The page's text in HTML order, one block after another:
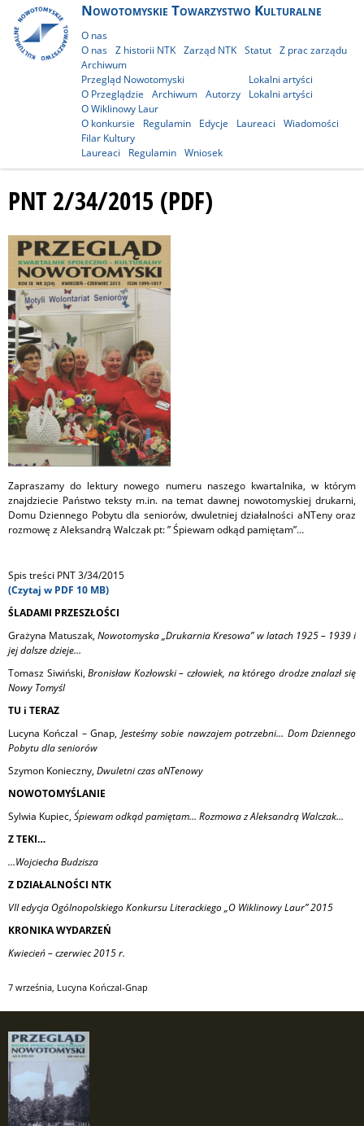
Nowotomyskie Towarzystwo Kulturalne
O nas
O nas Z historii NTK Zarząd NTK Statut Z prac zarządu
Archiwum
Przegląd Nowotomyski
O Przeglądzie
Archiwum Autorzy
Lokalni artyści
Lokalni artyści
O Wiklinowy Laur
O konkursie
Regulamin Edycje Laureaci
Wiadomości
Filar Kultury
Laureaci
Regulamin Wniosek
PNT 2/34/2015 (PDF)
Zapraszamy do lektury nowego numeru naszego kwartalnika, w którym
znajdziecie Państwo teksty m.in. na temat dawnej nowotomyskiej drukarni,
Domu Dziennego Pobytu dla seniorów, dwuletniej działalności aNTeny oraz
rozmowę z Aleksandrą Walczak pt: ” Śpiewam odkąd pamiętam”…
Spis treści PNT 3/34/2015
(Czytaj w PDF 10 MB)
ŚLADAMI PRZESZŁOŚCI
Grażyna Matuszak,Nowotomyska „Drukarnia Kresowa” w latach 1925 – 1939 i
jej dalsze dzieje…
Tomasz Siwiński,Bronisław Kozłowski – człowiek, na którego drodze znalazł się
Nowy Tomyśl
TU i TERAZ
Lucyna Kończal – Gnap, Jesteśmy sobie nawzajem potrzebni… Dom Dziennego
Pobytu dla seniorów
Szymon Konieczny, Dwuletni czas aNTenowy
NOWOTOMYŚLANIE
Sylwia Kupiec, Śpiewam odkąd pamiętam… Rozmowa z Aleksandrą Walczak…
Z TEKI…
…Wojciecha Budzisza
Z DZIAŁALNOŚCI NTK
VII edycja Ogólnopolskiego Konkursu Literackiego „O Wiklinowy Laur” 2015
KRONIKA WYDARZEŃ
Kwiecień – czerwiec 2015 r.
7 września, Lucyna Kończal-Gnap